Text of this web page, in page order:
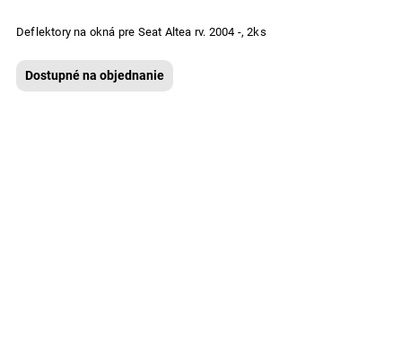
Deflektory na okná pre Seat Altea rv. 2004 -, 2ks
Dostupné na objednanie